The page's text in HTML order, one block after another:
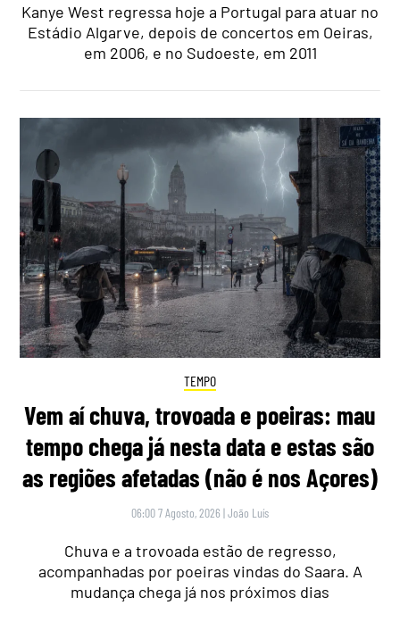
Kanye West regressa hoje a Portugal para atuar no
Estádio Algarve, depois de concertos em Oeiras,
em 2006, e no Sudoeste, em 2011
TEMPO
Vem aí chuva, trovoada e poeiras: mau
tempo chega já nesta data e estas são
as regiões afetadas (não é nos Açores)
06:00 7 Agosto, 2026 |João Luís
Chuva e a trovoada estão de regresso,
acompanhadas por poeiras vindas do Saara. A
mudança chega já nos próximos dias